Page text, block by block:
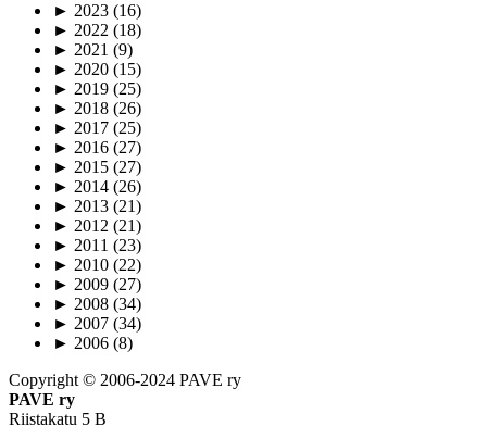
► 2023 (16)
► 2022 (18)
► 2021 (9)
► 2020 (15)
► 2019 (25)
► 2018 (26)
► 2017 (25)
► 2016 (27)
► 2015 (27)
► 2014 (26)
► 2013 (21)
► 2012 (21)
► 2011 (23)
► 2010 (22)
► 2009 (27)
► 2008 (34)
► 2007 (34)
► 2006 (8)
Copyright © 2006-2024 PAVE ry
PAVE ry
Riistakatu 5 B